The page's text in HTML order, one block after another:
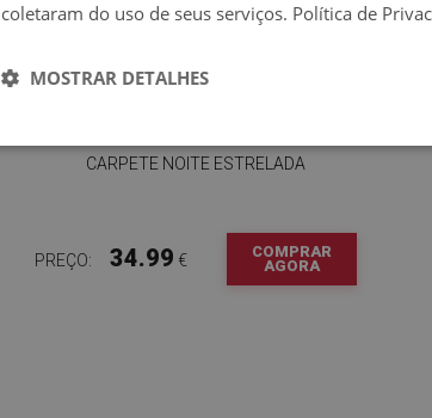
CARPETE NOITE ESTRELADA
PREÇO: 34.99 €
COMPRAR
AGORA
coletaram do uso de seus serviços. Política de
MOSTRAR DETALHES